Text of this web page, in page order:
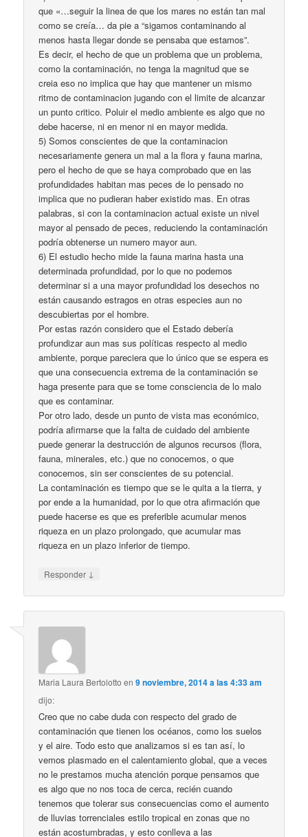
que «…seguir la linea de que los mares no están tan mal
como se creía… da pie a “sigamos contaminando al
menos hasta llegar donde se pensaba que estamos”.
Es decir, el hecho de que un problema que un problema,
como la contaminación, no tenga la magnitud que se
creia eso no implica que hay que mantener un mismo
ritmo de contaminacion jugando con el limite de alcanzar
un punto critico. Poluir el medio ambiente es algo que no
debe hacerse, ni en menor ni en mayor medida.
5) Somos conscientes de que la contaminacion
necesariamente genera un mal a la flora y fauna marina,
pero el hecho de que se haya comprobado que en las
profundidades habitan mas peces de lo pensado no
implica que no pudieran haber existido mas. En otras
palabras, si con la contaminacion actual existe un nivel
mayor al pensado de peces, reduciendo la contaminación
podría obtenerse un numero mayor aun.
6) El estudio hecho mide la fauna marina hasta una
determinada profundidad, por lo que no podemos
determinar si a una mayor profundidad los desechos no
están causando estragos en otras especies aun no
descubiertas por el hombre.
Por estas razón considero que el Estado debería
profundizar aun mas sus políticas respecto al medio
ambiente, porque pareciera que lo único que se espera es
que una consecuencia extrema de la contaminación se
haga presente para que se tome consciencia de lo malo
que es contaminar.
Por otro lado, desde un punto de vista mas económico,
podría afirmarse que la falta de cuidado del ambiente
puede generar la destrucción de algunos recursos (flora,
fauna, minerales, etc.) que no conocemos, o que
conocemos, sin ser conscientes de su potencial.
La contaminación es tiempo que se le quita a la tierra, y
por ende a la humanidad, por lo que otra afirmación que
puede hacerse es que es preferible acumular menos
riqueza en un plazo prolongado, que acumular mas
riqueza en un plazo inferior de tiempo.
Responder ↓
Maria Laura Bertolotto en9 noviembre, 2014 a las 4:33 am
dijo:
Creo que no cabe duda con respecto del grado de
contaminación que tienen los océanos, como los suelos
y el aire. Todo esto que analizamos si es tan así, lo
vemos plasmado en el calentamiento global, que a veces
no le prestamos mucha atención porque pensamos que
es algo que no nos toca de cerca, recién cuando
tenemos que tolerar sus consecuencias como el aumento
de lluvias torrenciales estilo tropical en zonas que no
están acostumbradas, y esto conlleva a las